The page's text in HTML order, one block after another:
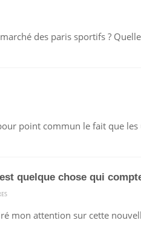
des paris sportifs ?
point commun le fait que
quelque chose qui
PARENTALE,
mon attention sur cette